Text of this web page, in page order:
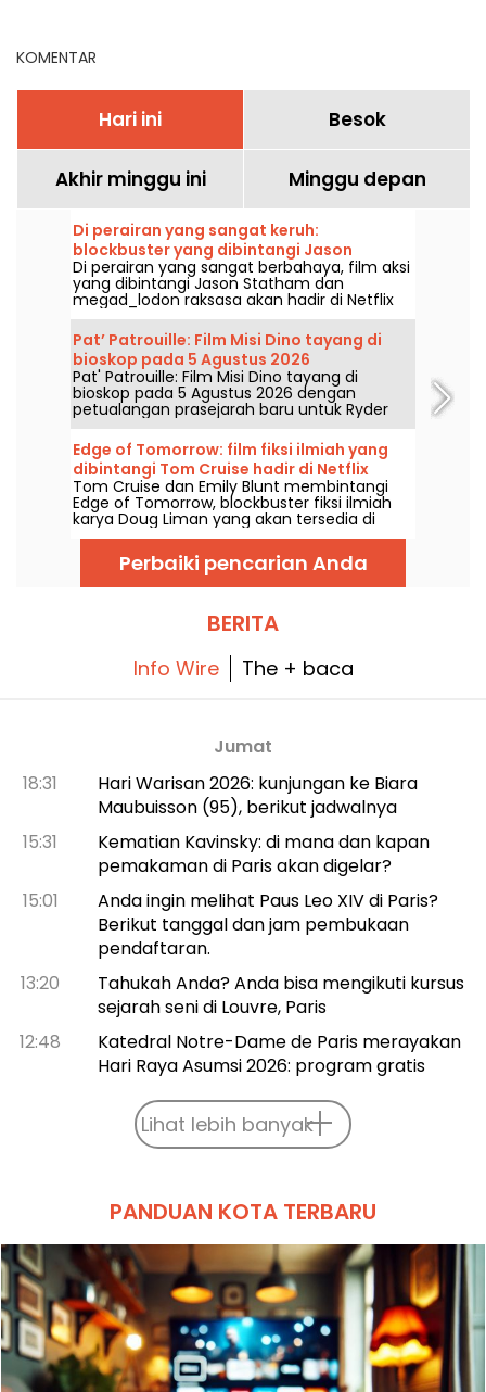
KOMENTAR
Hari ini Besok
Akhir minggu ini Minggu depan
Di perairan yang sangat keruh:
blockbuster yang dibintangi Jason
Statham hadir di Netflix dan HBO Max
Di perairan yang sangat berbahaya, film aksi
yang dibintangi Jason Statham dan
megad_lodon raksasa akan hadir di Netflix
dan HBO Max pada 2 Agustus 2026.
Pat’ Patrouille: Film Misi Dino tayang di
bioskop pada 5 Agustus 2026
Pat' Patrouille: Film Misi Dino tayang di
bioskop pada 5 Agustus 2026 dengan
petualangan prasejarah baru untuk Ryder
dan timnya.
Edge of Tomorrow: film fiksi ilmiah yang
dibintangi Tom Cruise hadir di Netflix
Tom Cruise dan Emily Blunt membintangi
Edge of Tomorrow, blockbuster fiksi ilmiah
karya Doug Liman yang akan tersedia di
Netflix mulai 6 Agustus 2026.
Perbaiki pencarian Anda
BERITA
Info Wire The + baca
Jumat
18:31
Hari Warisan 2026: kunjungan ke Biara
Maubuisson (95), berikut jadwalnya
15:31
Kematian Kavinsky: di mana dan kapan
pemakaman di Paris akan digelar?
15:01
Anda ingin melihat Paus Leo XIV di Paris?
Berikut tanggal dan jam pembukaan
pendaftaran.
13:20
Tahukah Anda? Anda bisa mengikuti kursus
sejarah seni di Louvre, Paris
12:48
Katedral Notre-Dame de Paris merayakan
Hari Raya Asumsi 2026: program gratis
Lihat lebih banyak
PANDUAN KOTA TERBARU